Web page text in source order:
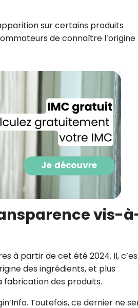
sur certains produits
de connaître l’origine
vis-
à partir de cet été 2024. Il,
des ingrédients, et plus
fabrication des produits.
Toutefois, ce dernier ne
Recevez
recettes inédites de
!
Ainsi que la newsletter